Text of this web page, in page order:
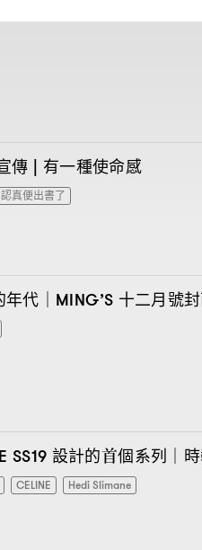
傳 有一種使命感
認真便出書了
年代 ｜MING’S 十二月號
SS19 設計的首個系列
CELINE Hedi Slimane